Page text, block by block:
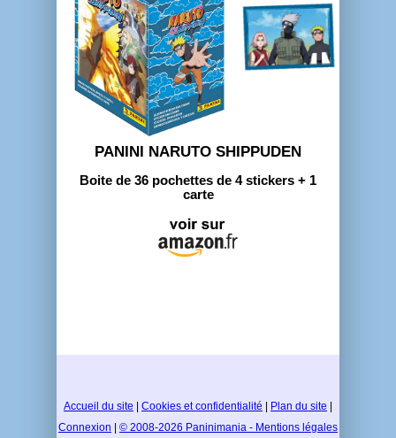
PANINI NARUTO SHIPPUDEN
Boite de 36 pochettes de 4 stickers + 1
carte
Accueil du site Cookies et confidentialité Plan du site
Connexion
© 2008-2026 Paninimania - Mentions légales